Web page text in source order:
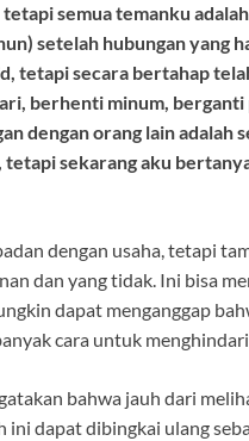
semua temanku
setelah hubungan yang
tetapi secara bertahap
berhenti minum, berganti
denganorang lain adalah
sekarang aku
dengan usaha, tetapi
dan yang tidak. Ini bisa
dapat menganggap
cara untuk
bahwa jauh dari
ini dapat dibingkai ulang